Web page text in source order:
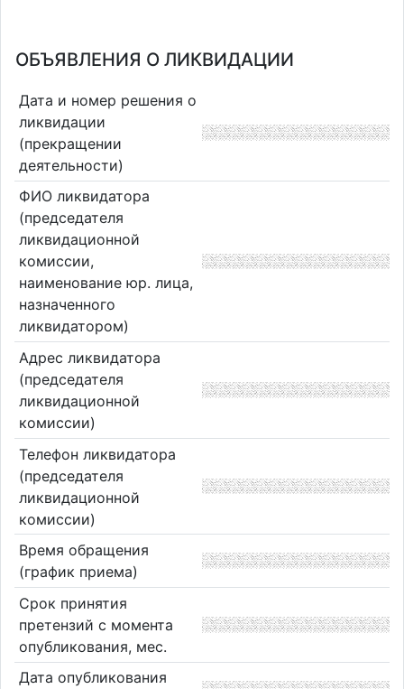
ОБЪЯВЛЕНИЯ О ЛИКВИДАЦИИ
Дата и номер решения о
ликвидации
(прекращении
деятельности)
ФИО ликвидатора
(председателя
ликвидационной
комиссии,
наименование юр. лица,
назначенного
ликвидатором)
Адрес ликвидатора
(председателя
ликвидационной
комиссии)
Телефон ликвидатора
(председателя
ликвидационной
комиссии)
Время обращения
(график приема)
Срок принятия
претензий с момента
опубликования, мес.
Дата опубликования